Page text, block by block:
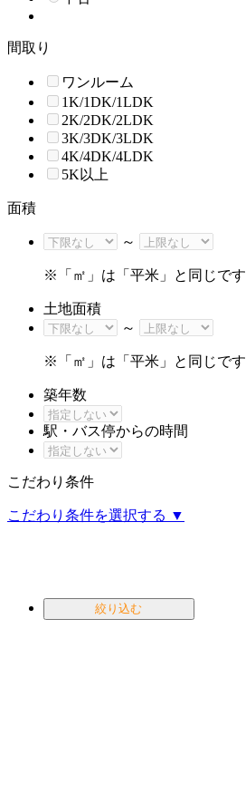
間取り
ワンルーム
1K/1DK/1LDK
2K/2DK/2LDK
3K/3DK/3LDK
4K/4DK/4LDK
5K以上
面積
～
※「㎡」は「平米」と同じです
土地面積
～
※「㎡」は「平米」と同じです
築年数
駅・バス停からの時間
こだわり条件
こだわり条件を選択する ▼
絞り込む